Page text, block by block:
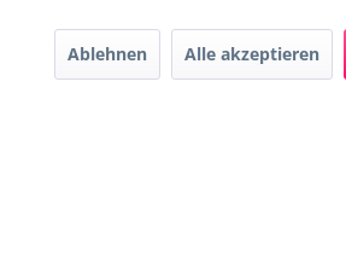
durch DE-ÖKO-009
Ablehnen Alle akzeptieren